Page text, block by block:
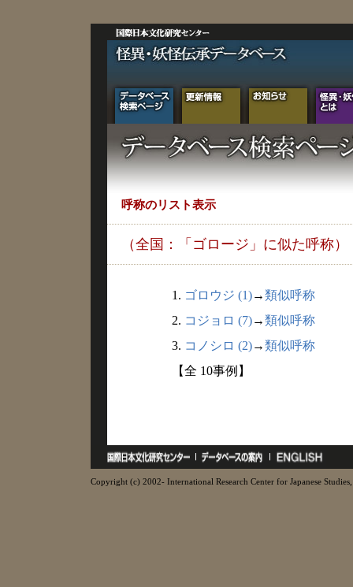
呼称のリスト表示
（全国：「ゴロージ」に似た呼称）
1. ゴロウジ (1)→類似呼称
2. コジョロ (7)→類似呼称
3. コノシロ (2)→類似呼称
【全 10事例】
Copyright (c) 2002- International Research Center for Japanese